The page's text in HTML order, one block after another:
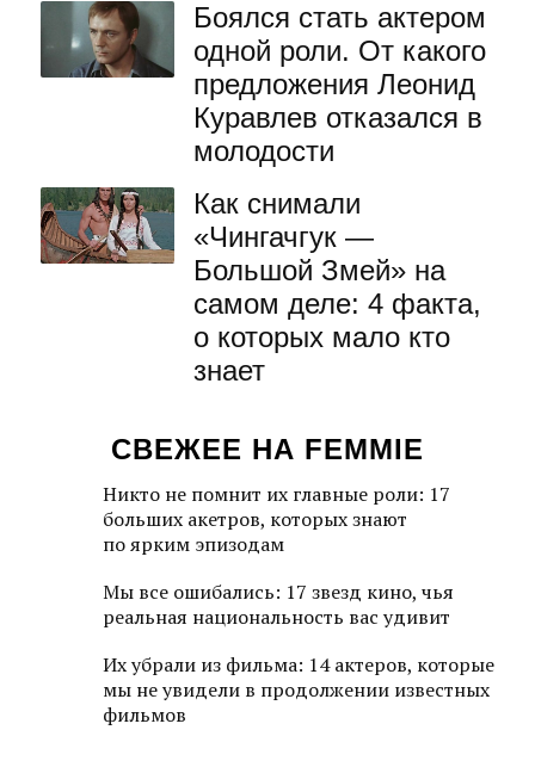
Боялся стать актером
одной роли. От какого
предложения Леонид
Куравлев отказался в
молодости
Как снимали
«Чингачгук —
Большой Змей» на
самом деле: 4 факта,
о которых мало кто
знает
СВЕЖЕЕ НА FEMMIE
Никто не помнит их главные роли: 17
больших акетров, которых знают
по ярким эпизодам
Мы все ошибались: 17 звезд кино, чья
реальная национальность вас удивит
Их убрали из фильма: 14 актеров, которые
мы не увидели в продолжении известных
фильмов